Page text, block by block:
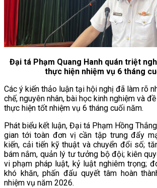
Đại tá Phạm Quang Hanh quán triệt
thực hiện nhiệm vụ 6 tháng
Các ý kiến thảo luận tại hội nghị đã làm rõ
chế, nguyên nhân, bài học kinh nghiệm và
thực hiện tốt nhiệm vụ 6 tháng cuối năm.
Phát biểu kết luận, Đại tá Phạm Hồng
gian tới toàn đơn vị cần tập trung đẩy
kiến, cải tiến kỹ thuật và chuyển đổi số;
bám nắm, quản lý tư tưởng bộ đội; kiên
vi phạm pháp luật, kỷ luật nghiêm trọng;
khó khăn, phấn đấu quyết tâm hoàn
nhiệm vụ năm 2026.